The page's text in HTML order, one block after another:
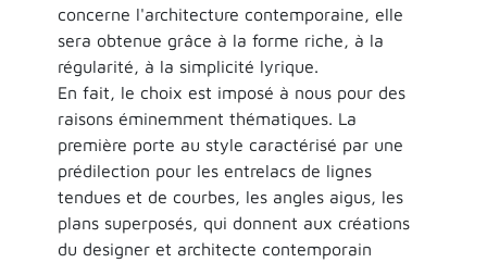
concerne l'architecture contemporaine, elle
sera obtenue grâce à la forme riche, à la
régularité, à la simplicité lyrique.
En fait, le choix est imposé à nous pour des
raisons éminemment thématiques. La
première porte au style caractérisé par une
prédilection pour les entrelacs de lignes
tendues et de courbes, les angles aigus, les
plans superposés, qui donnent aux créations
du designer et architecte contemporain